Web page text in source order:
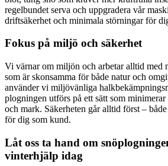
regelbundet serva och uppgradera vår
driftsäkerhet och minimala störningar för
Fokus på miljö och säkerhet
Vi värnar om miljön och arbetar alltid med
som är skonsamma för både natur och
använder vi miljövänliga
plogningen utförs på ett sätt som
och mark. Säkerheten går alltid först –
för dig som kund.
Låt oss ta hand om
vinterhjälp idag